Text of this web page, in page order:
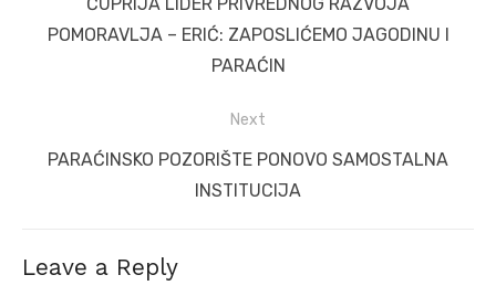
post:
POMORAVLJA – ERIĆ: ZAPOSLIĆEMO JAGODINU I
PARAĆIN
Next
Next
PARAĆINSKO POZORIŠTE PONOVO SAMOSTALNA
INSTITUCIJA
Leave a Reply